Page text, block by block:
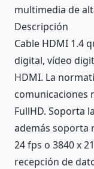
multimedia de
Descripción
Cable HDMI 1.4
digital, vídeo
HDMI. La
comunicaciones
FullHD. Soporta
además soporta
24 fps o 3840 x
recepción de